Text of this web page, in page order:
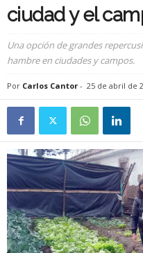
ciudad y el
Una opción de grandes
hambre en ciudades y campos.
Por Carlos Cantor - 25 de abril de